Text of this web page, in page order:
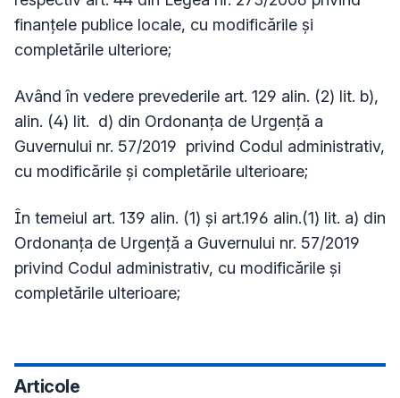
finanțele publice locale, cu modificările și
completările ulteriore;
Având în vedere prevederile art. 129 alin. (2) lit. b),
alin. (4) lit. d) din Ordonanța de Urgență a
Guvernului nr. 57/2019 privind Codul administrativ,
cu modificările și completările ulterioare;
În temeiul art. 139 alin. (1) și art.196 alin.(1) lit. a) din
Ordonanța de Urgență a Guvernului nr. 57/2019
privind Codul administrativ, cu modificările și
completările ulterioare;
Articole